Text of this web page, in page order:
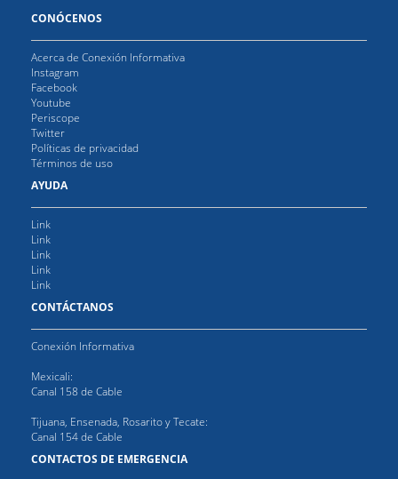
CONÓCENOS
Acerca de Conexión Informativa
Instagram
Facebook
Youtube
Periscope
Twitter
Políticas de privacidad
Términos de uso
AYUDA
Link
Link
Link
Link
Link
CONTÁCTANOS
Conexión Informativa
Mexicali:
Canal 158 de Cable
Tijuana, Ensenada, Rosarito y Tecate:
Canal 154 de Cable
CONTACTOS DE EMERGENCIA